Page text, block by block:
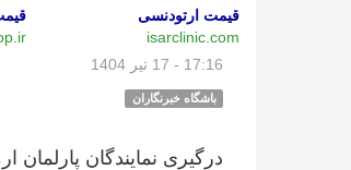
قیمت ارتودنسی
isarclinic.com
17:16 - 17 تیر 1404
باشگاه خبرنگاران
درگیری نمایندگان